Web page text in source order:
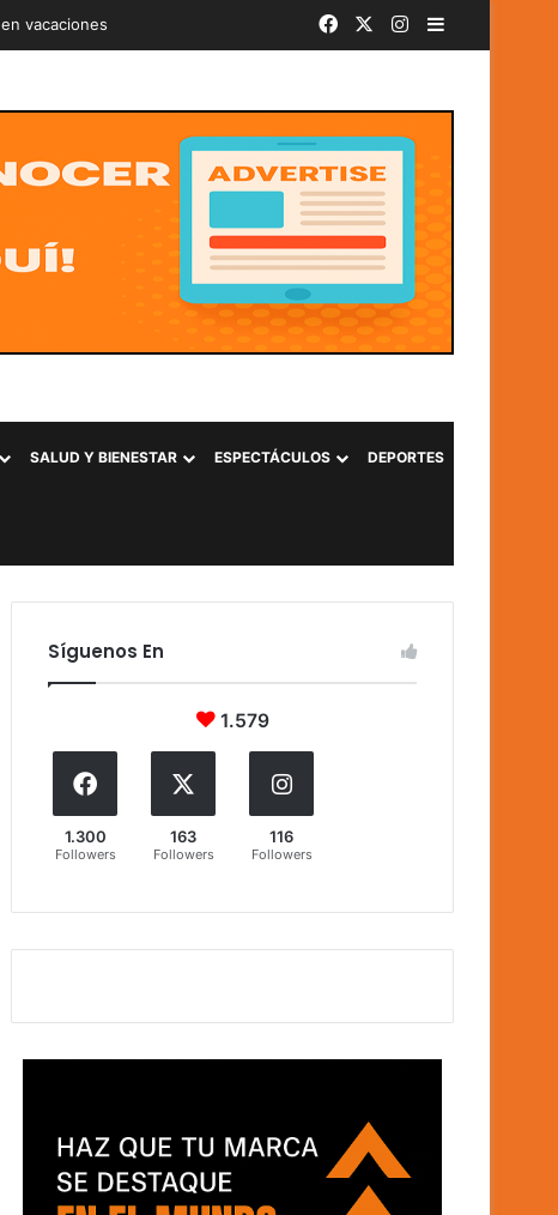
«Ántrax» en Lourdes, Colón Facebook Instagram
SALUD Y BIENESTAR ESPECTÁCULOS DEPORTES
Síguenos En
1.579
1.300
Followers
163
Followers
116
Followers